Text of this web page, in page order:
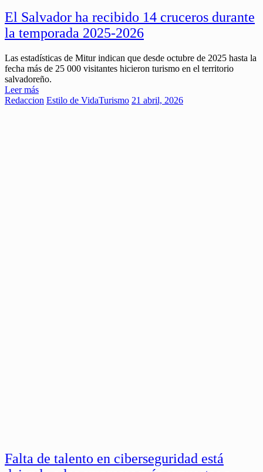
El Salvador ha recibido 14 cruceros durante
la temporada 2025-2026
Las estadísticas de Mitur indican que desde octubre de 2025 hasta la
fecha más de 25 000 visitantes hicieron turismo en el territorio
salvadoreño.
Leer más
Redaccion Estilo de VidaTurismo 21 abril, 2026
Falta de talento en ciberseguridad está